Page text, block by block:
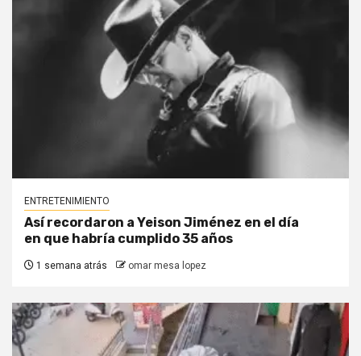
ENTRETENIMIENTO
Así recordaron a Yeison Jiménez en el día
en que habría cumplido 35 años
1 semana atrás omar mesa lopez